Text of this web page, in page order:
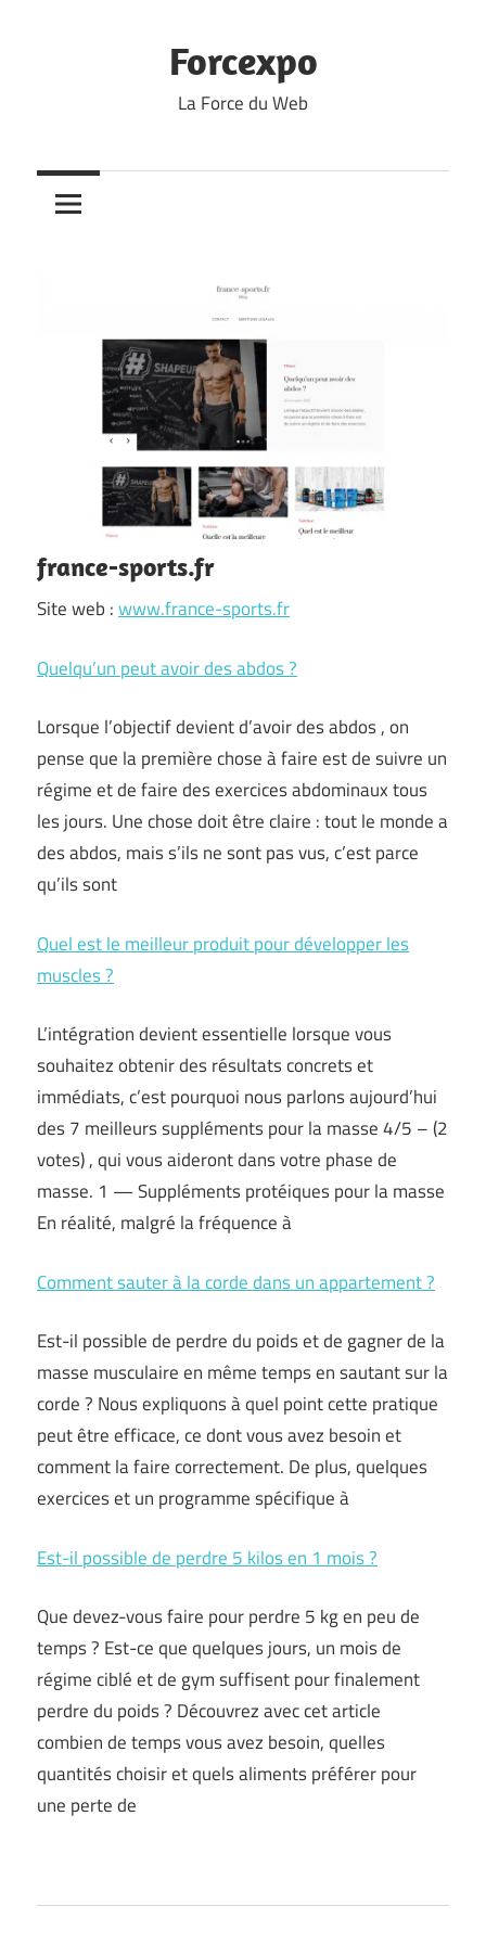
Forcexpo
La Force du Web
france-sports.fr
Site web :www.france-sports.fr
Quelqu’un peut avoir des abdos ?
Lorsque l’objectif devient d’avoir des abdos , on
pense que la première chose à faire est de suivre un
régime et de faire des exercices abdominaux tous
les jours. Une chose doit être claire : tout le monde a
des abdos, mais s’ils ne sont pas vus, c’est parce
qu’ils sont
Quel est le meilleur produit pour développer les
muscles ?
L’intégration devient essentielle lorsque vous
souhaitez obtenir des résultats concrets et
immédiats, c’est pourquoi nous parlons aujourd’hui
des 7 meilleurs suppléments pour la masse 4/5 – (2
votes) , qui vous aideront dans votre phase de
masse. 1 — Suppléments protéiques pour la masse
En réalité, malgré la fréquence à
Comment sauter à la corde dans un appartement ?
Est-il possible de perdre du poids et de gagner de la
masse musculaire en même temps en sautant sur la
corde ? Nous expliquons à quel point cette pratique
peut être efficace, ce dont vous avez besoin et
comment la faire correctement. De plus, quelques
exercices et un programme spécifique à
Est-il possible de perdre 5 kilos en 1 mois ?
Que devez-vous faire pour perdre 5 kg en peu de
temps ? Est-ce que quelques jours, un mois de
régime ciblé et de gym suffisent pour finalement
perdre du poids ? Découvrez avec cet article
combien de temps vous avez besoin, quelles
quantités choisir et quels aliments préférer pour
une perte de